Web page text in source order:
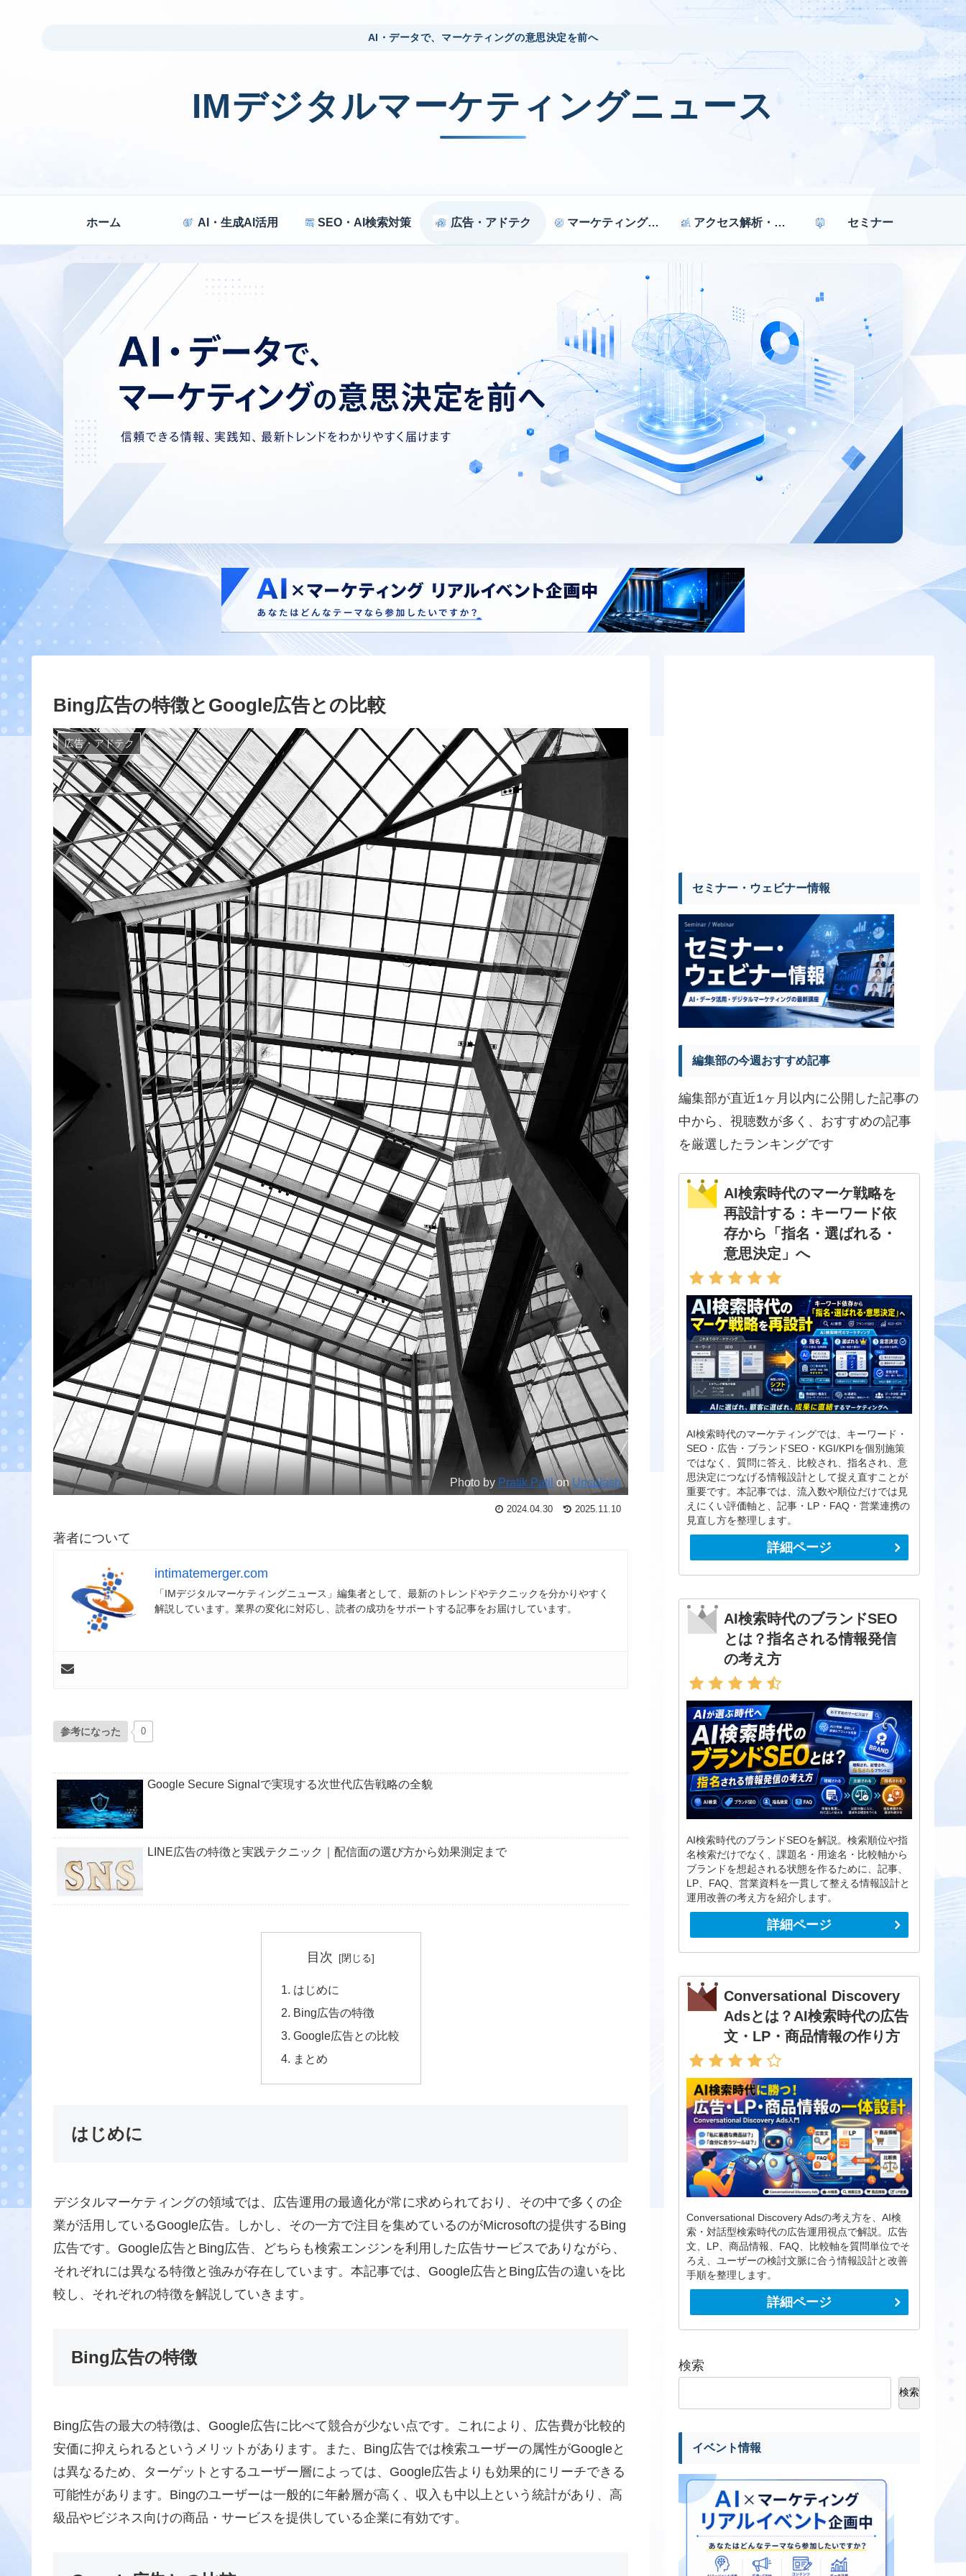
AI・データで、マーケティングの意思決定を前へ
IMデジタルマーケティングニュース
ホーム AI・生成AI活用 SEO・AI検索対策 広告・アドテク マーケティング戦略 アクセス解析・効果測定 セミナー
Bing広告の特徴とGoogle広告との比較
広告・アドテク
Photo by Pratik Patil on Unsplash
2024.04.30 2025.11.10
著者について
intimatemerger.com
「IMデジタルマーケティングニュース」編集者として、最新のトレンドやテクニックを分かりやすく
解説しています。業界の変化に対応し、読者の成功をサポートする記事をお届けしています。
参考になった 0
Google Secure Signalで実現する次世代広告戦略の全貌
LINE広告の特徴と実践テクニック｜配信面の選び方から効果測定まで
目次
はじめに
Bing広告の特徴
Google広告との比較
まとめ
はじめに
デジタルマーケティングの領域では、広告運用の最適化が常に求められており、その中で多くの企
業が活用しているGoogle広告。しかし、その一方で注目を集めているのがMicrosoftの提供するBing
広告です。Google広告とBing広告、どちらも検索エンジンを利用した広告サービスでありながら、
それぞれには異なる特徴と強みが存在しています。本記事では、Google広告とBing広告の違いを比
較し、それぞれの特徴を解説していきます。
Bing広告の特徴
Bing広告の最大の特徴は、Google広告に比べて競合が少ない点です。これにより、広告費が比較的
安価に抑えられるというメリットがあります。また、Bing広告では検索ユーザーの属性がGoogleと
は異なるため、ターゲットとするユーザー層によっては、Google広告よりも効果的にリーチできる
可能性があります。Bingのユーザーは一般的に年齢層が高く、収入も中以上という統計があり、高
級品やビジネス向けの商品・サービスを提供している企業に有効です。
セミナー・ウェビナー情報
編集部の今週おすすめ記事
編集部が直近1ヶ月以内に公開した記事の
中から、視聴数が多く、おすすめの記事
を厳選したランキングです
AI検索時代のマーケ戦略を
再設計する：キーワード依
存から「指名・選ばれる・
意思決定」へ
AI検索時代のマーケティングでは、キーワード・
SEO・広告・ブランドSEO・KGI/KPIを個別施策
ではなく、質問に答え、比較され、指名され、意
思決定につなげる情報設計として捉え直すことが
重要です。本記事では、流入数や順位だけでは見
えにくい評価軸と、記事・LP・FAQ・営業連携の
見直し方を整理します。
詳細ページ
AI検索時代のブランドSEO
とは？指名される情報発信
の考え方
AI検索時代のブランドSEOを解説。検索順位や指
名検索だけでなく、課題名・用途名・比較軸から
ブランドを想起される状態を作るために、記事、
LP、FAQ、営業資料を一貫して整える情報設計と
運用改善の考え方を紹介します。
詳細ページ
Conversational Discovery
Adsとは？AI検索時代の広告
文・LP・商品情報の作り方
Conversational Discovery Adsの考え方を、AI検
索・対話型検索時代の広告運用視点で解説。広告
文、LP、商品情報、FAQ、比較軸を質問単位でそ
ろえ、ユーザーの検討文脈に合う情報設計と改善
手順を整理します。
詳細ページ
検索
検索
イベント情報